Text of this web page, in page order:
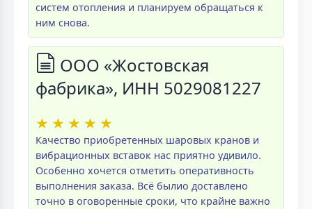
систем отопления и планируем обращаться к
ним снова.
ООО «Жостовская
фабрика», ИНН 5029081227
★ ★ ★ ★ ★
Качество приобретенных шаровых кранов и
вибрационных вставок нас приятно удивило.
Особенно хочется отметить оперативность
выполнения заказа. Всё былио доставлено
точно в оговоренные сроки, что крайне важно